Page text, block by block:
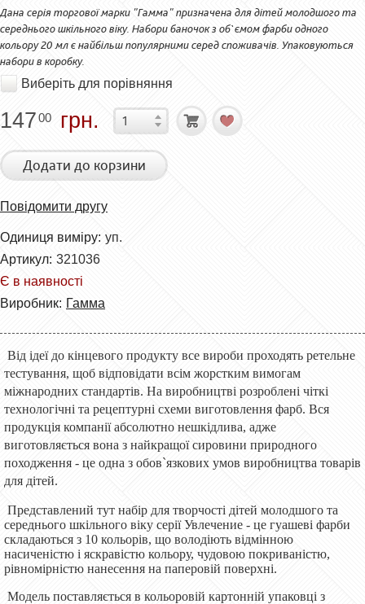
Дана серія торгової марки "Гамма" призначена для дітей молодшого та
середнього шкільного віку. Набори баночок з об`ємом фарби одного
кольору 20 мл є найбільш популярними серед споживачів. Упаковуються
набори в коробку.
Виберіть для порівняння
14700 грн.
Додати до корзини
Повідомити другу
Одиниця виміру: уп.
Артикул: 321036
Є в наявності
Виробник: Гамма
Від ідеї до кінцевого продукту все вироби проходять ретельне
тестування, щоб відповідати всім жорстким вимогам
міжнародних стандартів. На виробництві розроблені чіткі
технологічні та рецептурні схеми виготовлення фарб. Вся
продукція компанії абсолютно нешкідлива, адже
виготовляється вона з найкращої сировини природного
походження - це одна з обов`язкових умов виробництва товарів
для дітей.
Представлений тут набір для творчості дітей молодшого та
середнього шкільного віку серії Увлечение - це гуашеві фарби
складаються з 10 кольорів, що володіють відмінною
насиченістю і яскравістю кольору, чудовою покриваністю,
рівномірністю нанесення на паперовій поверхні.
Модель поставляється в кольоровій картонній упаковці з